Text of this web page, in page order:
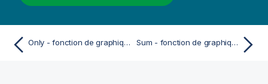
Only - fonction de graphique Sum - fonction de graphique